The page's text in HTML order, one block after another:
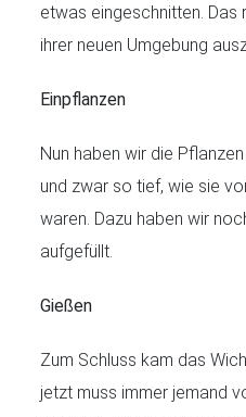
etwas eingeschnitten. Das
ihrer neuen Umgebung
Einpflanzen
Nun haben wir die
und zwar so tief, wie sie
waren. Dazu haben wir
aufgefüllt.
Gießen
Zum Schluss kam das
jetzt muss immer jemand